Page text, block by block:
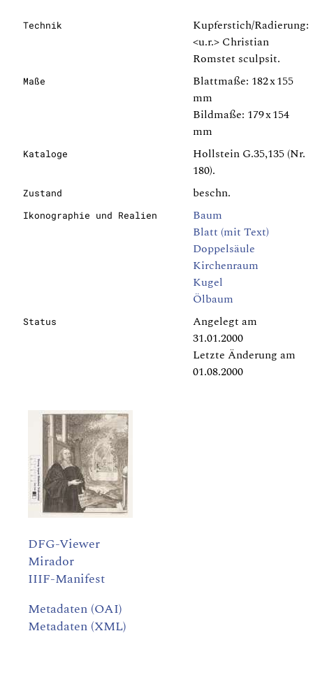
Technik
Kupferstich/Radierung:
<u.r.> Christian
Romstet sculpsit.
Maße
Blattmaße: 182 x 155
mm
Bildmaße: 179 x 154
mm
Kataloge
Hollstein G.35,135 (Nr.
180).
Zustand beschn.
Ikonographie und Realien
Baum
Blatt (mit Text)
Doppelsäule
Kirchenraum
Kugel
Ölbaum
Status
Angelegt am
31.01.2000
Letzte Änderung am
01.08.2000
DFG-Viewer
Mirador
IIIF-Manifest
Metadaten (OAI)
Metadaten (XML)